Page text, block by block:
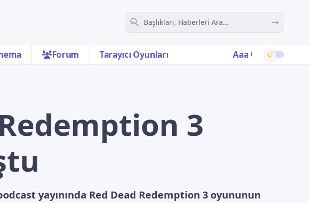
Forum Tarayıcı Oyunları Aaa
3
yayınında Red Dead Redemption 3 oyununun